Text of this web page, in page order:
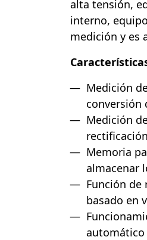
alta tensión,
interno,
medición y es
Medición
conversión
Medición
Memoria
almacenar
Función de
basado en
automático